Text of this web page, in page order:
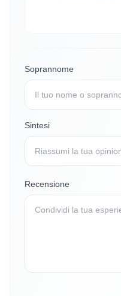
Soprannome
Sintesi
Recensione